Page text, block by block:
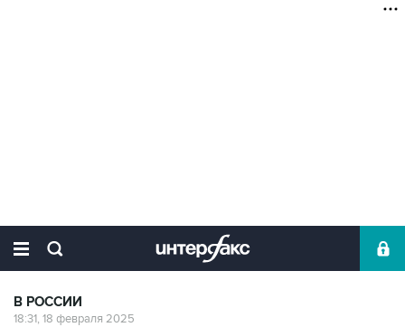
В РОССИИ
18:31, 18 февраля 2025